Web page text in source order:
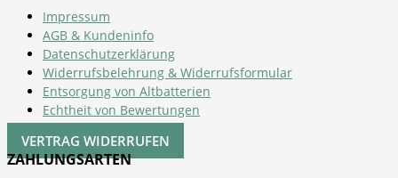
Impressum
AGB & Kundeninfo
Datenschutzerklärung
Widerrufsbelehrung & Widerrufsformular
Entsorgung von Altbatterien
Echtheit von Bewertungen
VERTRAG WIDERRUFEN
ZAHLUNGSARTEN